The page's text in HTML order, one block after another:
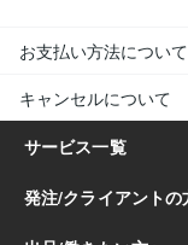
お支払い方法について
キャンセルについて